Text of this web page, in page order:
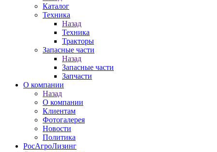
Каталог
Техника
Назад
Техника
Тракторы
Запасные части
Назад
Запасные части
Запчасти
О компании
Назад
О компании
Клиентам
Фотогалерея
Новости
Политика
РосАгроЛизинг